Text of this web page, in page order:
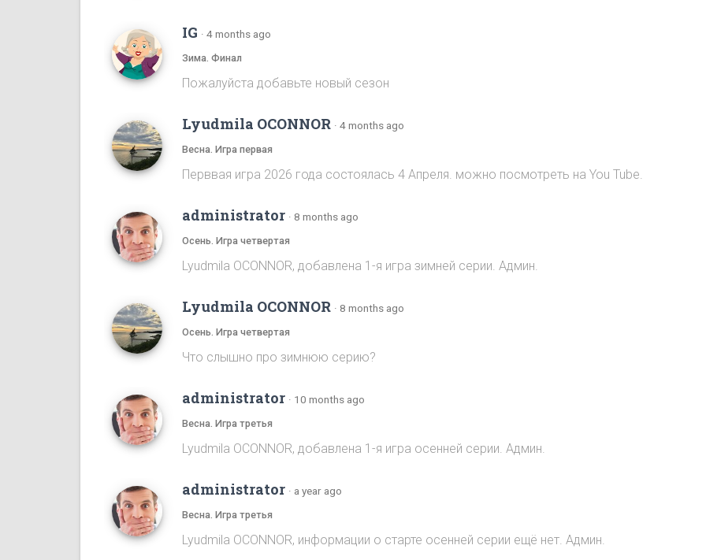
IG · 4 months ago
Зима. Финал
Пожалуйста добавьте новый сезон
Lyudmila OCONNOR · 4 months ago
Весна. Игра первая
Перввая игра 2026 года состоялась 4 Апреля. можно посмотреть на You Tube.
administrator · 8 months ago
Осень. Игра четвертая
Lyudmila OCONNOR, добавлена 1-я игра зимней серии. Админ.
Lyudmila OCONNOR · 8 months ago
Осень. Игра четвертая
Что слышно про зимнюю серию?
administrator · 10 months ago
Весна. Игра третья
Lyudmila OCONNOR, добавлена 1-я игра осенней серии. Админ.
administrator · a year ago
Весна. Игра третья
Lyudmila OCONNOR, информации о старте осенней серии ещё нет. Админ.